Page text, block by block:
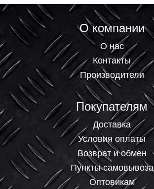
О компании
О нас
Контакты
Производители
Покупателям
Доставка
Условия оплаты
Возврат и обмен
Пункты самовывоза
Оптовикам